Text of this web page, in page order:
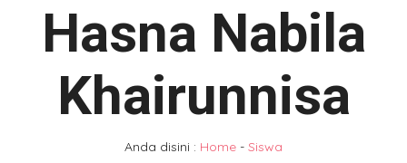
Hasna Nabila
Khairunnisa
Anda disini : Home - Siswa